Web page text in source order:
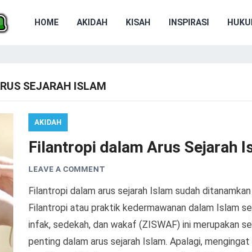
HOME AKIDAH KISAH INSPIRASI
SEJARAH ISLAM
AKIDAH
Filantropi dalam Arus Sejarah
LEAVE A COMMENT
Filantropi dalam arus sejarah Islam sudah
Filantropi atau praktik kedermawanan dalam Islam
infak, sedekah, dan wakaf (ZISWAF) ini merupakan
penting dalam arus sejarah Islam. Apalagi,